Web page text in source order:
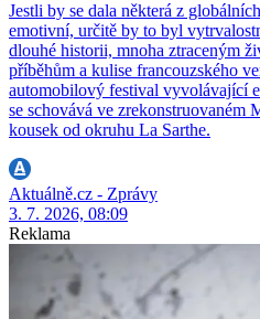
Jestli by se dala některá z
emotivní, určitě by to byl
dlouhé historii, mnoha ztraceným
příběhům a kulise francouzského
automobilový festival vyvolávající
se schovává ve zrekonstruovaném
kousek od okruhu La Sarthe.
Aktuálně.cz - Zprávy
3. 7. 2026, 08:09
Reklama